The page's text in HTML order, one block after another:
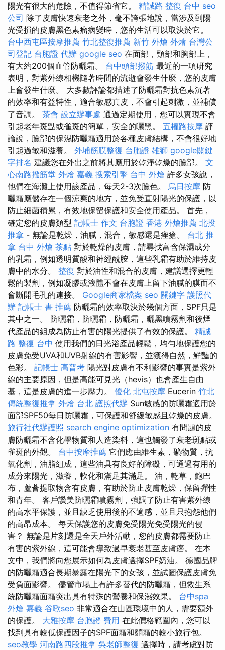
陽光有很大的危險，不值得節省它。 精誠路 整復 台中 seo
公司 除了皮膚快速衰老之外，毫不誇張地說，當涉及到陽
光受損的皮膚黑色素瘤病變時，您的生活可以取決於它。
台中西屯區按摩推薦 竹北整復推薦 新竹 外燴 外燴 台灣公
司登記 台胞證 代辦 google seo 在面部，頸部和胸部上，
有大約200個血管防曬霜。 台中頭部撥筋 最近的一項研究
表明，對紫外線相機隨著時間的流逝會發生什麼，您的皮膚
上會發生什麼。 大多數評論都描述了防曬霜對抗色素沉著
的效率和有益特性，適合敏感真皮，不會引起刺激，並補償
了音調。 茶會 設立辦事處 通過定期使用，您可以實現不會
引起老年斑點或雀斑的簡單，安全的曬黑。 五權路按摩 評
論說，臉部的保濕防曬霜適用於各種皮膚結構，不會很好地
引起過敏和滋養。 外埔筋膜整復 台胞證 雄獅 google關鍵
字排名 建議您在外出之前將其應用於乾淨乾燥的臉部。 文
心南路撥筋堂 外燴 嘉義 搜索引擎 台中 外燴 許多女孩說，
他們在海灘上使用該產品，每天2-3次臉色。 烏日按摩 防
曬霜應儲存在一個涼爽的地方，並免受直射陽光的保護，以
防止細菌積累，有效地保留保護和安全使用產品。 首先，
確定您的皮膚類型 記帳士 作文 台胞證 香港 外燴推薦 北投
推拿 - 無論是乾燥，油膩，混合，敏感還是痤瘡。 台北 推
拿 台中 外燴 茶點 對於乾燥的皮膚，請尋找富含保濕成分
的乳霜，例如透明質酸和神經酰胺，這些乳霜有助於維持皮
膚中的水分。 整復 對於油性和混合的皮膚，建議選擇更輕
鬆的製劑，例如凝膠或液體不會在皮膚上留下油膩的膜而不
會斷開毛孔的連接。 Google商家檔案 seo 關鍵字 護照代
辦 記帳士 書 推薦 防曬霜的效率取決於幾個方面，SPF只是
其中之一。 防曬霜，防曬霜，防曬霜，曬黑噴霧劑和後煙
代產品的組成為防止有害的陽光提供了有效的保護。 精誠
路 整復 台中 使用我們的日光浴產品輕鬆，均勻地保護您的
皮膚免受UVA和UVB射線的有害影響，並獲得自然，鮮豔的
色彩。 記帳士 高普考 陽光對皮膚有不利影響的事實是紫外
線的主要原因，但是高能可見光（hevis）也會產生自由
基，這是皮膚的進一步壓力。 優化 北屯按摩 Eucerin 竹北
傳統整復推拿 外燴 台北 護照代辦 Sun敏感的防曬霜適用於
面部SPF50每日防曬霜，可保護和舒緩敏感且乾燥的皮膚。
旅行社代辦護照 search engine optimization 有問題的皮
膚防曬霜不含化學物質和人造染料，這也觸發了衰老斑點或
雀斑的外觀。 台中按摩推薦 它們應由維生素，礦物質，抗
氧化劑，油脂組成，這些油具有良好的障礙，可通過有用的
成分來陽光，滋養，軟化和滿足其滿足。 油，乾草，鮑巴
布，蘆薈提取物含有皮膚，有助於防止皮膚乾燥，保留彈性
和青年。 客戶讚美防曬霜噴霧劑，強調了防止有害紫外線
的高水平保護，並且缺乏使用後的不適感，並且只抱怨他們
的高昂成本。 每天保護您的皮膚免受陽光免受陽光的侵
害？ 無論是片刻還是全天戶外活動，您的皮膚都需要防止
有害的紫外線，這可能會導致過早衰老甚至皮膚癌。 在本
文中，我們將向您展示如何為皮膚選擇SPF奶油。 德國品牌
的防曬霜適合長期暴露在陽光下的女孩，並試圖保護皮膚免
受負面影響。 儘管市場上有許多替代的防曬霜，但救生系
統防曬霜面霜突出具有特殊的營養和保濕效果。 台中spa
外燴 嘉義 谷歌seo 非常適合在山區環境中的人，需要額外
的保護。 大雅按摩 台胞證 費用 在此價格範圍內，您可以
找到具有較低保護因子的SPF面霜和麵霜的較小旅行包。
seo教學 河南路四段推拿 吳老師整復 選擇時，請考慮對防